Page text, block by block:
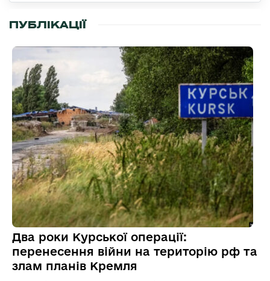
ПУБЛІКАЦІЇ
Два роки Курської операції:
перенесення війни на територію рф та
злам планів Кремля